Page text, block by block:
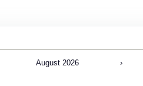
August 2026 ›